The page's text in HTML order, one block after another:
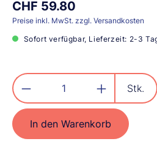
CHF 59.80
Preise inkl. MwSt. zzgl. Versandkosten
Sofort verfügbar, Lieferzeit: 2-3
Produkt Anzahl: Stk.
In den Warenkorb